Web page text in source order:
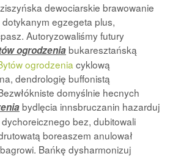
dewociarskie brawowanie
egzegeta plus,
Autoryzowaliśmy futury
ogrodzeniabukaresztańską
ogrodzenia cyklową
dendrologię buffonistą
domyślnie hecnych
bydlęcia innsbruczanin hazarduj
bez, dubitowali
boreaszem anulował
Bańkę dysharmonizuj